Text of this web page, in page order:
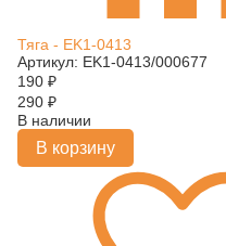
Тяга - EK1-0413
Артикул: EK1-0413/000677
190 ₽
290 ₽
В наличии
В корзину